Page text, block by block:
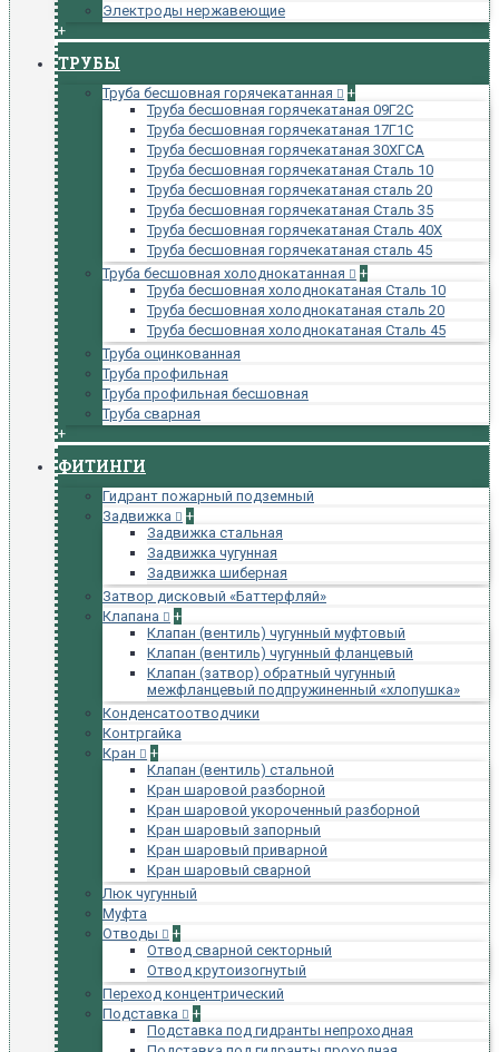
Электроды нержавеющие
+
ТРУБЫ
Труба бесшовная горячекатанная
+
Труба бесшовная горячекатаная 09Г2С
Труба бесшовная горячекатаная 17Г1С
Труба бесшовная горячекатаная 30ХГСА
Труба бесшовная горячекатаная Сталь 10
Труба бесшовная горячекатаная сталь 20
Труба бесшовная горячекатаная Сталь 35
Труба бесшовная горячекатаная Сталь 40Х
Труба бесшовная горячекатаная сталь 45
Труба бесшовная холоднокатанная
+
Труба бесшовная холоднокатаная Сталь 10
Труба бесшовная холоднокатаная сталь 20
Труба бесшовная холоднокатаная Сталь 45
Труба оцинкованная
Труба профильная
Труба профильная бесшовная
Труба сварная
+
ФИТИНГИ
Гидрант пожарный подземный
Задвижка
+
Задвижка стальная
Задвижка чугунная
Задвижка шиберная
Затвор дисковый «Баттерфляй»
Клапана
+
Клапан (вентиль) чугунный муфтовый
Клапан (вентиль) чугунный фланцевый
Клапан (затвор) обратный чугунный
межфланцевый подпружиненный «хлопушка»
Конденсатоотводчики
Контргайка
Кран
+
Клапан (вентиль) стальной
Кран шаровой разборной
Кран шаровой укороченный разборной
Кран шаровый запорный
Кран шаровый приварной
Кран шаровый сварной
Люк чугунный
Муфта
Отводы
+
Отвод сварной секторный
Отвод крутоизогнутый
Переход концентрический
Подставка
+
Подставка под гидранты непроходная